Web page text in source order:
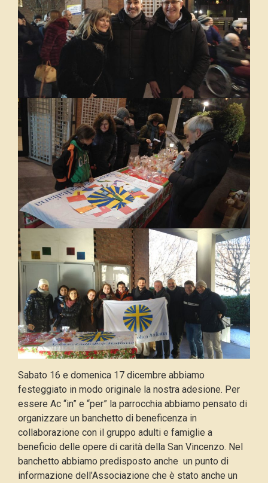
Sabato 16 e domenica 17 dicembre abbiamo
festeggiato in modo originale la nostra adesione. Per
essere Ac “in” e “per” la parrocchia abbiamo pensato di
organizzare un banchetto di beneficenza in
collaborazione con il gruppo adulti e famiglie a
beneficio delle opere di carità della San Vincenzo. Nel
banchetto abbiamo predisposto anche un punto di
informazione dell’Associazione che è stato anche un